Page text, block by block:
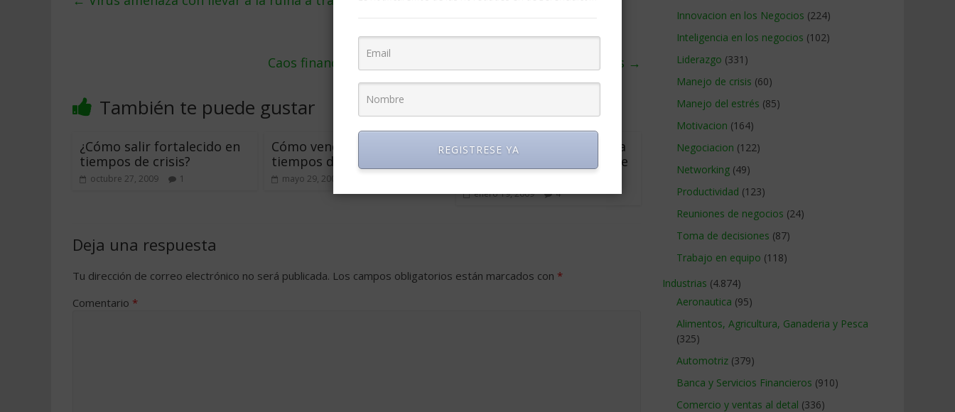
Caos financiero: el derrumbe de los mercados en 10 claves →
También te puede gustar
¿Cómo salir fortalecido en
tiempos de crisis?
octubre 27, 2009 1
Cómo vender más en
tiempos de crisis
mayo 29, 2009
Lo que hay que saber para
fijar precios en tiempos de
enero 19, 2009 4
Deja una respuesta
Tu dirección de correo electrónico no será publicada. Los campos obligatorios están marcados con *
Comentario *
Innovacion en los Negocios (224)
Inteligencia en los negocios (102)
Liderazgo (331)
Manejo de crisis (60)
Manejo del estrés (85)
Motivacion (164)
Negociacion (122)
Networking (49)
Productividad (123)
Reuniones de negocios (24)
Toma de decisiones (87)
Trabajo en equipo (118)
Industrias (4.874)
Aeronautica (95)
Alimentos, Agricultura, Ganaderia y Pesca
(325)
Automotriz (379)
Banca y Servicios Financieros (910)
Comercio y ventas al detal (336)
REGISTRESE YA